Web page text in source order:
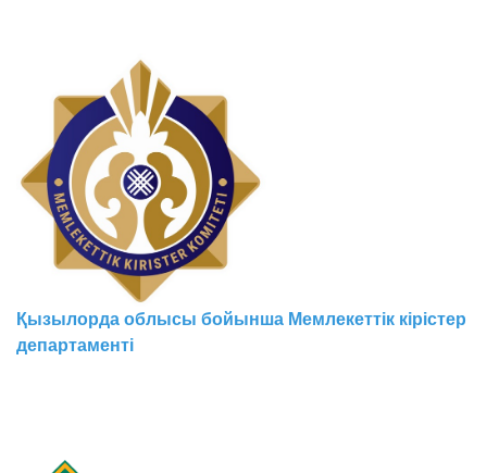
Қызылорда облысы бойынша Мемлекеттік кірістер
департаменті